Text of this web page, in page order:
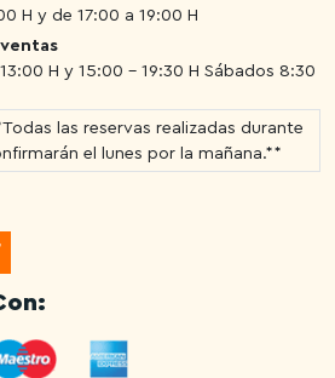
H y de 17:00 a 19:00 H
H y 15:00 - 19:30 H Sábados 8:30
las reservas realizadas durante
el lunes por la mañana.**